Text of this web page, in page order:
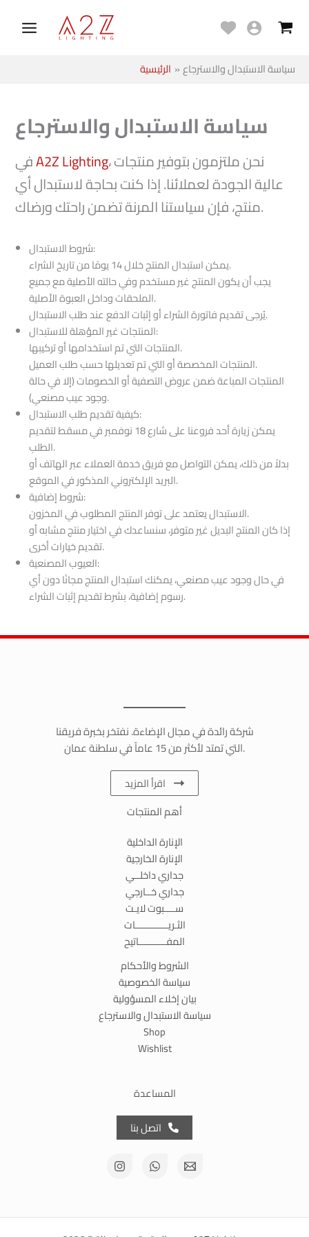
Menu
الرئيسية سياسة الاستبدال والاسترجاع
سياسة الاستبدال والاسترجاع
فيA2Z Lighting، نحن ملتزمون بتوفير منتجات
عالية الجودة لعملائنا. إذا كنت بحاجة لاستبدال أي
منتج، فإن سياستنا المرنة تضمن راحتك ورضاك.
شروط الاستبدال:
يمكن استبدال المنتج خلال 14 يومًا من تاريخ الشراء.
يجب أن يكون المنتج غير مستخدم وفي حالته الأصلية مع جميع
الملحقات وداخل العبوة الأصلية.
يُرجى تقديم فاتورة الشراء أو إثبات الدفع عند طلب الاستبدال.
المنتجات غير المؤهلة للاستبدال:
المنتجات التي تم استخدامها أو تركيبها.
المنتجات المخصصة أو التي تم تعديلها حسب طلب العميل.
المنتجات المباعة ضمن عروض التصفية أو الخصومات (إلا في حالة
وجود عيب مصنعي).
كيفية تقديم طلب الاستبدال:
يمكن زيارة أحد فروعنا على شارع 18 نوفمبر في مسقط لتقديم
الطلب.
بدلاً من ذلك، يمكن التواصل مع فريق خدمة العملاء عبر الهاتف أو
البريد الإلكتروني المذكور في الموقع.
شروط إضافية:
الاستبدال يعتمد على توفر المنتج المطلوب في المخزون.
إذا كان المنتج البديل غير متوفر، سنساعدك في اختيار منتج مشابه أو
تقديم خيارات أخرى.
العيوب المصنعية:
في حال وجود عيب مصنعي، يمكنك استبدال المنتج مجانًا دون أي
رسوم إضافية، بشرط تقديم إثبات الشراء.
شركة رائدة في مجال الإضاءة. نفتخر بخبرة فريقنا
التي تمتد لأكثر من 15 عاماً في سلطنة عمان.
اقرأ المزيد
أهم المنتجات
الإنارة الداخلية
الإنارة الخارجية
جداري داخلــي
جداري خــارجي
ســــبوت لايـت
الثـريــــــــــــات
المفــــــــــاتيح
الشروط والأحكام
سياسة الخصوصية
بيان إخلاء المسؤولية
سياسة الاستبدال والاسترجاع
Shop
Wishlist
المساعدة
اتصل بنا